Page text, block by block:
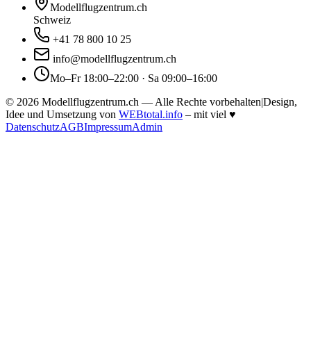
Modellflugzentrum.ch
Schweiz
+41 78 800 10 25
info@modellflugzentrum.ch
Mo–Fr 18:00–22:00 · Sa 09:00–16:00
© 2026 Modellflugzentrum.ch — Alle Rechte vorbehalten|Design,
Idee und Umsetzung von WEBtotal.info – mit viel ♥
DatenschutzAGBImpressumAdmin